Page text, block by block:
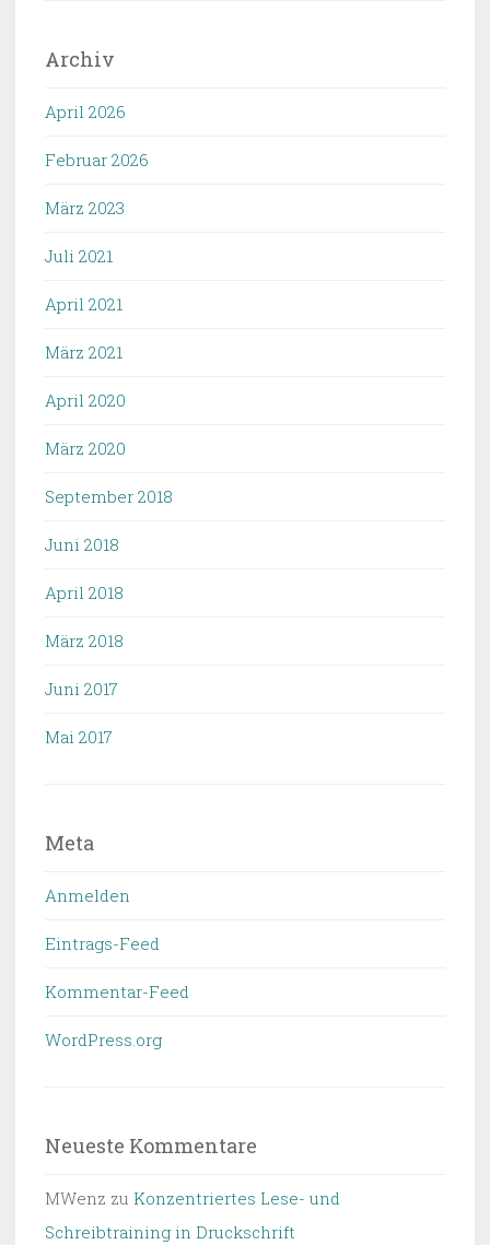
Archiv
April 2026
Februar 2026
März 2023
Juli 2021
April 2021
März 2021
April 2020
März 2020
September 2018
Juni 2018
April 2018
März 2018
Juni 2017
Mai 2017
Meta
Anmelden
Eintrags-Feed
Kommentar-Feed
WordPress.org
Neueste Kommentare
MWenz zu Konzentriertes Lese- und
Schreibtraining in Druckschrift